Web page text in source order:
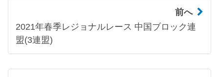
前へ
2021年春季レジョナルレース 中国ブロック連
盟(3連盟)